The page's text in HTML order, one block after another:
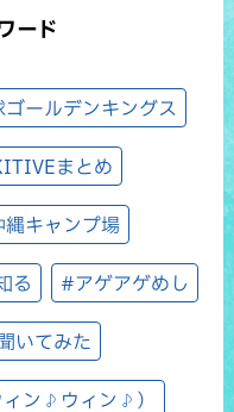
ード
ールデンキングス
まとめ
縄キャンプ場
る #アゲアゲめし
いてみた
ィン♪ウィン♪）